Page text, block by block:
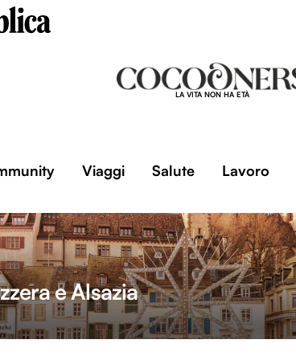
LA VITA NON HA ETÀ
Viaggi Salute Lavoro
e Alsazia